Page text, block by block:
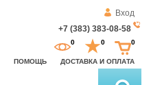
Вход
+7 (383) 383-08-58
ПОМОЩЬ ДОСТАВКА И ОПЛАТА
0 0 0